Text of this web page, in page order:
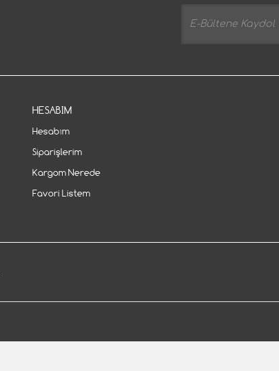
HESABIM
Hesabım
Siparişlerim
Kargom Nerede
Favori Listem